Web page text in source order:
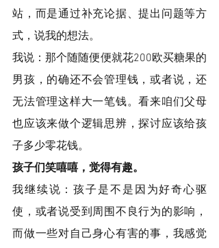
站，而是通过补充论据、提出问题等方
式，说我的想法。
我说：那个随随便便就花200欧买糖果的
男孩，的确还不会管理钱，或者说，还
无法管理这样大一笔钱。看来咱们父母
也应该来做个逻辑思辨，探讨应该给孩
子多少零花钱。
孩子们笑嘻嘻，觉得有趣。
我继续说：孩子是不是因为好奇心驱
使，或者说受到周围不良行为的影响，
而做一些对自己身心有害的事，我感觉